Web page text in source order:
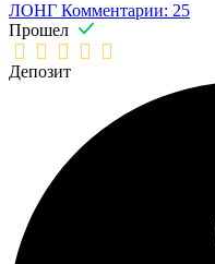
ЛОНГ Комментарии: 25
Прошел
Депозит